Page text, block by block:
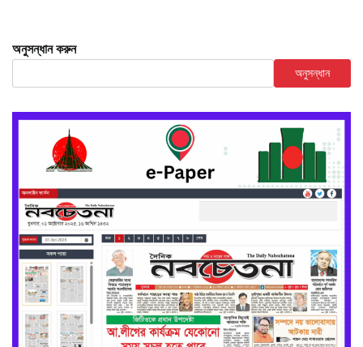
অনুসন্ধান করুন
অনুসন্ধান